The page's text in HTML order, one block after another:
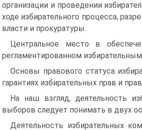
организации и проведении
ходе избирательного процесса,
власти и прокуратуры.
Центральное место в
регламентированном
Основы правового статуса
гарантиях избирательных прав и
На наш взгляд, деятельность
выборов следует понимать в двух
Деятельность избирательных